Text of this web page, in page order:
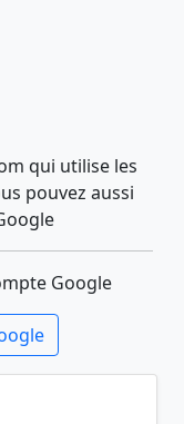
qui utilise les
pouvez aussi
Google